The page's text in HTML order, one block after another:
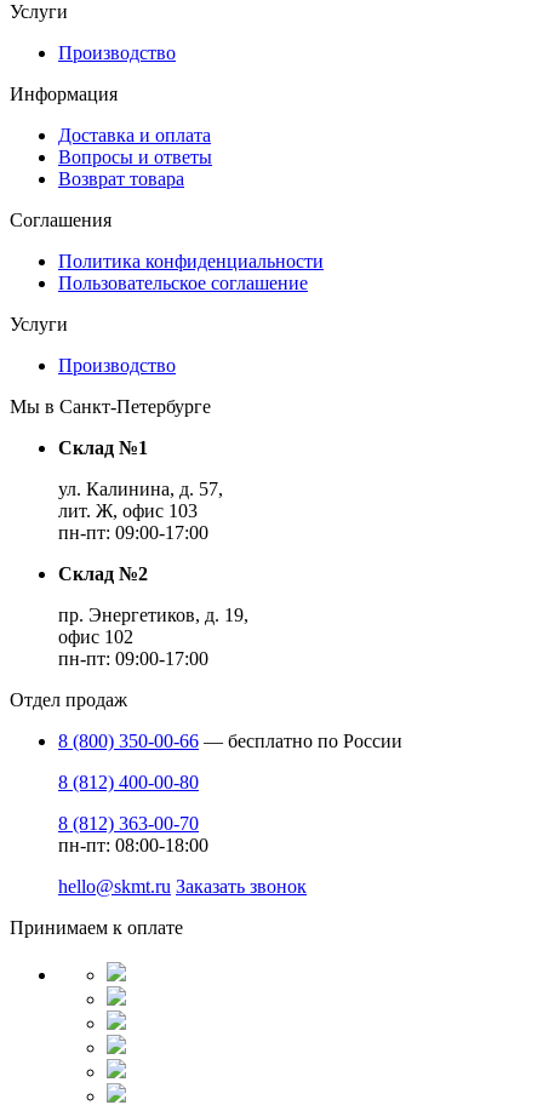
Услуги
Производство
Информация
Доставка и оплата
Вопросы и ответы
Возврат товара
Соглашения
Политика конфиденциальности
Пользовательское соглашение
Услуги
Производство
Мы в Санкт-Петербурге
Склад №1
ул. Калинина, д. 57,
лит. Ж, офис 103
пн-пт: 09:00-17:00
Склад №2
пр. Энергетиков, д. 19,
офис 102
пн-пт: 09:00-17:00
Отдел продаж
8 (800) 350-00-66 — бесплатно по России
8 (812) 400-00-80
8 (812) 363-00-70
пн-пт: 08:00-18:00
hello@skmt.ru Заказать звонок
Принимаем к оплате